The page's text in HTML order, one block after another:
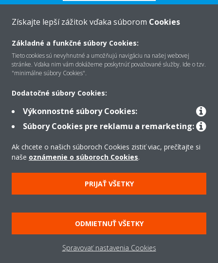
O Daikin
Kontakt
Produkty
Copyright © Daikin
Právne oznámenie
Súbory cookie
Zásady ochrany údajov
Všeobecné obchodné podmienky
Získajte lepší zážitok vďaka súborom Cookies
Základné a funkčné súbory Cookies:
Tieto cookies sú nevyhnutné a umožňujú navigáciu na našej webovej
stránke. Vďaka nim vám dokážeme poskytnúť považované služby. Ide o tzv.
"minimálne súbory Cookies".
Dodatočné súbory Cookies:
Výkonnostné súbory Cookies:
Súbory Cookies pre reklamu a remarketing:
Ak chcete o našich súboroch Cookies zistiť viac, prečítajte si
naše oznámenie o súboroch Cookies.
PRIJAŤ VŠETKY
ODMIETNUŤ VŠETKY
Spravovať nastavenia Cookies